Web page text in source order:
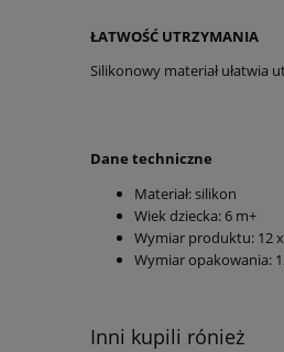
ŁATWOŚĆ UTRZYMANIA
Silikonowy materiał ułatwia
Dane techniczne
Materiał: silikon
Wiek dziecka: 6 m+
Wymiar produktu: 12 x
Wymiar opakowania:
Inni kupili rónież